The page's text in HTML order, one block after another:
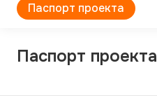
Паспорт проекта
Паспорт проекта